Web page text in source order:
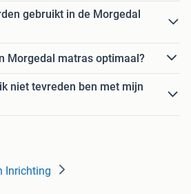
gebruikt in de Morgedal
Morgedal matras optimaal?
niet tevreden ben met mijn
Inrichting